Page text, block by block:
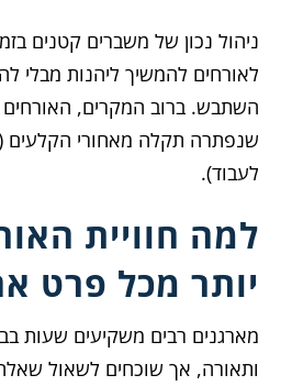
ניהול נכון של משברים קטנים
לאורחים להמשיך ליהנות מבלי
השתבש. ברוב המקרים, האורחים
שנפתרה תקלה מאחורי הקלעים
לעבוד).
למה חוויית
יותר מכל פרט
מארגנים רבים משקיעים שעות
ותאורה, אך שוכחים לשאול